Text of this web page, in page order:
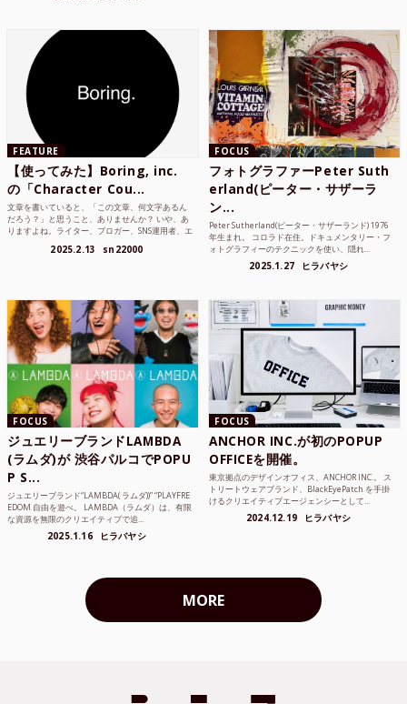
FEATURE
【使ってみた】Boring, inc.
の「Character Cou...
文章を書いていると、「この文章、何文字あるん
だろう？」と思うこと、ありませんか？ いや、あ
りますよね。ライター、ブロガー、SNS運用者、エ
2025.2.13 sn22000
FOCUS
フォトグラファーPeter Suth
erland(ピーター・サザーラ
ン...
Peter Sutherland(ピーター・サザーランド) 1976
年生まれ。 コロラド在住。ドキュメンタリー・フ
ォトグラフィーのテクニックを使い、隠れ...
2025.1.27 ヒラバヤシ
FOCUS
ジュエリーブランドLAMBDA
(ラムダ)が 渋谷パルコでPOPU
P S...
ジュエリーブランド“LAMBDA( ラムダ))” “PLAYFRE
EDOM 自由を遊べ。 LAMBDA（ラムダ）は、有限
な資源を無限のクリエイティブで追...
2025.1.16 ヒラバヤシ
FOCUS
ANCHOR INC.が初のPOPUP
OFFICEを開催。
東京拠点のデザインオフィス、ANCHOR INC.。 ス
トリートウェアブランド、BlackEyePatch を手掛
けるクリエイティブエージェンシーとして...
2024.12.19 ヒラバヤシ
MORE